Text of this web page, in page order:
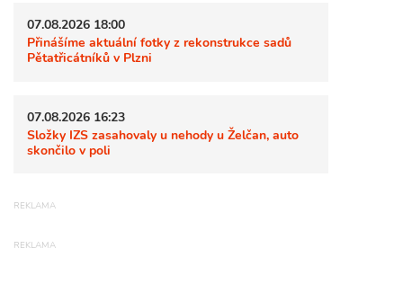
07.08.2026 18:00
Přinášíme aktuální fotky z rekonstrukce sadů
Pětatřicátníků v Plzni
07.08.2026 16:23
Složky IZS zasahovaly u nehody u Želčan, auto
skončilo v poli